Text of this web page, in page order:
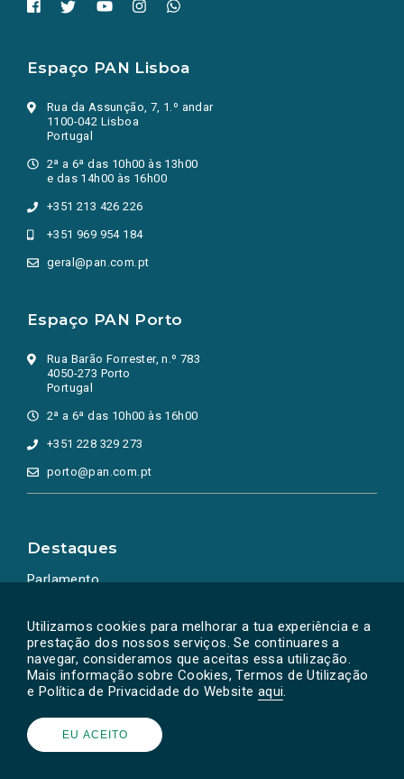
Utilizamos cookies para melhorar a tua experiência e a
prestação dos nossos serviços. Se continuares a
navegar, consideramos que aceitas essa utilização.
Mais informação sobre Cookies, Termos de Utilização
e Política de Privacidade do Website aqui.
EU ACEITO
Espaço PAN Lisboa
Rua da Assunção, 7, 1.º andar
1100-042 Lisboa
Portugal
2ª a 6ª das 10h00 às 13h00
e das 14h00 às 16h00
+351 213 426 226
+351 969 954 184
geral@pan.com.pt
Espaço PAN Porto
Rua Barão Forrester, n.º 783
4050-273 Porto
Portugal
2ª a 6ª das 10h00 às 16h00
+351 228 329 273
porto@pan.com.pt
Destaques
Parlamento
Powered by © PAN 2026